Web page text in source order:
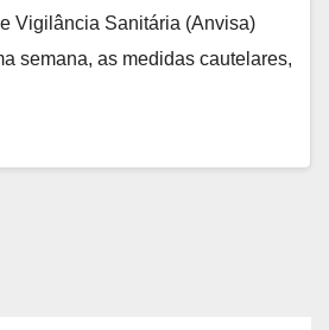
Vigilância Sanitária (Anvisa)
semana, as medidas cautelares,